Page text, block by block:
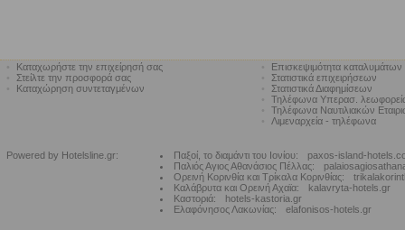
Καταχωρήστε την επιχείρησή σας
Στείλτε την προσφορά σας
Καταχώρηση συντεταγμένων
Επισκεψιμότητα καταλυμάτων
Στατιστικά επιχειρήσεων
Στατιστικά Διαφημίσεων
Τηλέφωνα Υπερασ.
Τηλέφωνα Ναυτιλιακών
Λιμεναρχεία - τηλέφωνα
Powered by Hotelsline.gr: Παξοί, το διαμάντι του Ιονίου:
paxos-island-
Παλιός Αγιος Αθανάσιος Πέλλας:
Ορεινή Κορινθία και Τρίκαλα Κορινθίας:
Καλάβρυτα και Ορεινή Αχαϊα:
kalavryta-hotels.gr
Καστοριά:
hotels-kastoria.gr
Ελαφόνησος Λακωνίας:
elafonisos-hotels.gr